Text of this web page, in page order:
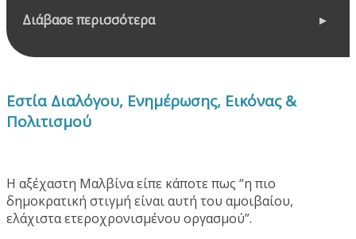
Διάβασε περισσότερα
Εστία Διαλόγου, Ενημέρωσης, Εικόνας &
Πολιτισμού
Η αξέχαστη Μαλβίνα είπε κάποτε πως “η πιο
δημοκρατική στιγμή είναι αυτή του αμοιβαίου,
ελάχιστα ετεροχρονισμένου οργασμού”.